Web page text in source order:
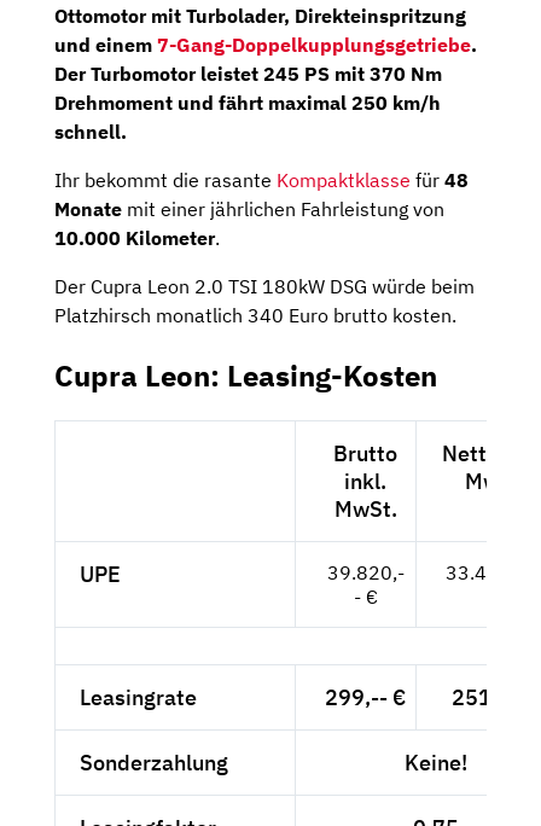
Ottomotor mit Turbolader, Direkteinspritzung
und einem 7-Gang-Doppelkupplungsgetriebe.
Der Turbomotor leistet 245 PS mit 370 Nm
Drehmoment und fährt maximal 250 km/h
schnell.
Ihr bekommt die rasante Kompaktklasse für 48
Monate mit einer jährlichen Fahrleistung von
10.000 Kilometer.
Der Cupra Leon 2.0 TSI 180kW DSG würde beim
Platzhirsch monatlich 340 Euro brutto kosten.
Cupra Leon: Leasing-Kosten
Brutto
inkl.
MwSt.
Netto
MwSt.
UPE
39.820,-
- €
33.462,--
Leasingrate 299,-- € 251,26 €
Sonderzahlung Keine!